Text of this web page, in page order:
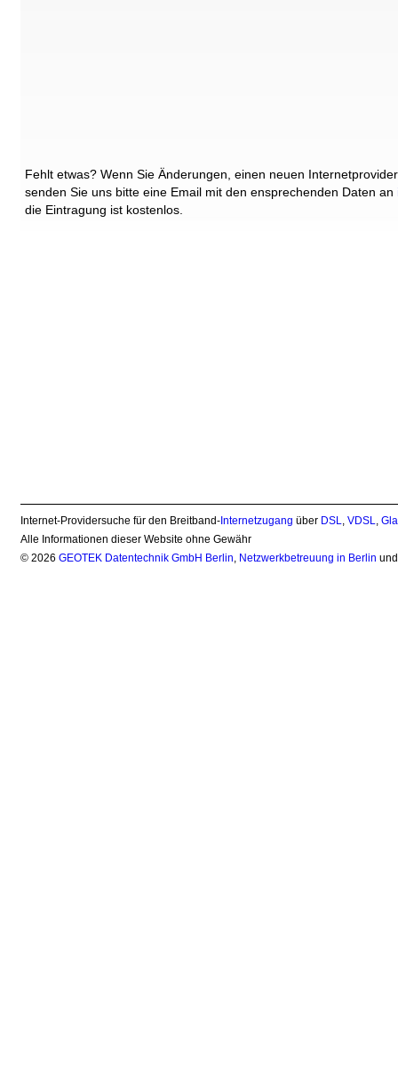
Fehlt etwas? Wenn Sie Änderungen, einen neuen
senden Sie uns bitte eine Email mit den ensprechenden Daten an
die Eintragung ist kostenlos.
Internet-Providersuche für den Breitband- Internetzugang über DSL,VDSL,
Alle Informationen dieser Website ohne Gewähr
© 2026GEOTEK Datentechnik GmbH Berlin, Netzwerkbetreuung in Berlin